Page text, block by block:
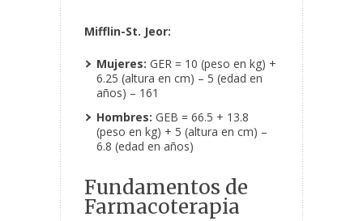
Mifflin-St. Jeor:
Mujeres: GER = 10 (peso en kg) +
6.25 (altura en cm) – 5 (edad en
años) – 161
Hombres: GEB = 66.5 + 13.8
(peso en kg) + 5 (altura en cm) –
6.8 (edad en años)
Fundamentos de
Farmacoterapia